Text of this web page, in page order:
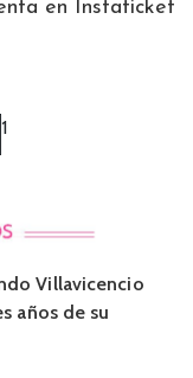
en Instaticket
1
Villavicencio
años de su